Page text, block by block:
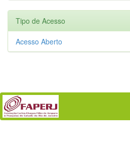
Tipo de Acesso
Acesso Aberto